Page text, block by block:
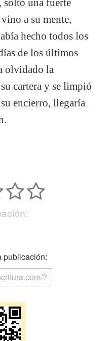
a su mente,
hecho todos los
de los últimos
olvidado la
cartera y se limpió
encierro, llegaría